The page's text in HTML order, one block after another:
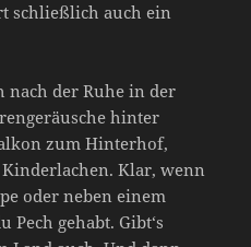
schließlich auch ein
nach der Ruhe in der
hinter
zum Hinterhof,
Klar, wenn
oder neben einem
Pech gehabt. Gibt‘s